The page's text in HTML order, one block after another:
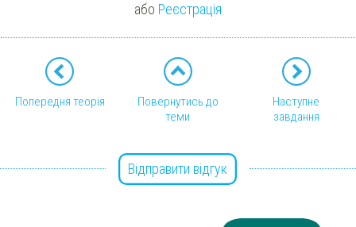
або Реєстрація
Попередня теорія
Повернутись до
теми
Наступне
завдання
Відправити відгук